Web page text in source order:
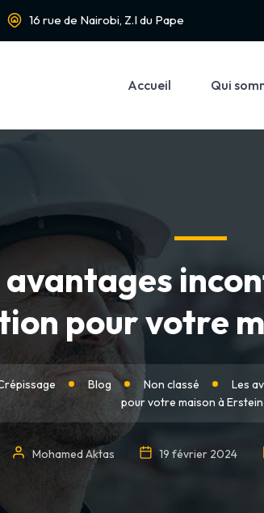
16 rue de Nairobi, Z.I du Pape
Accueil Qui
avantages
pour votre
Blog Non classé
Les
pour votre maison à Erstein
Mohamed Aktas 19 février 2024